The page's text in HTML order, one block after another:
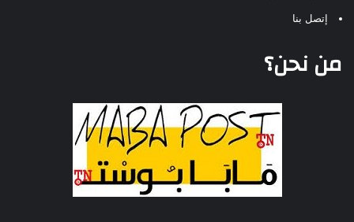
إتصل بنا
من نحن؟